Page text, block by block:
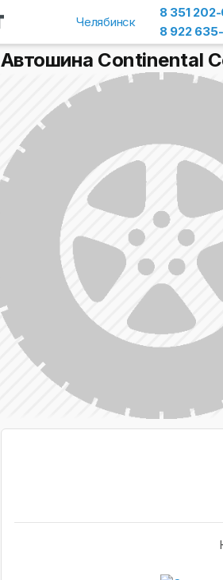
Челябинск
8 351
8 922
Автошина Continental